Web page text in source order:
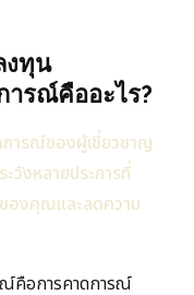
งทุน
ารณ์คืออะไร?
ารณ์ของผู้เชี่ยวชาญ
วังหลายประการที่
องคุณและลดความ
ณ์คือการคาดการณ์